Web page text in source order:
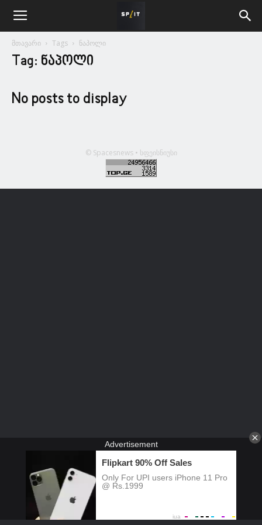
მთავარი Tags ნაპოლი
Tag: ნაპოლი
No posts to display
© Spacesnews • სფეისნიუსი